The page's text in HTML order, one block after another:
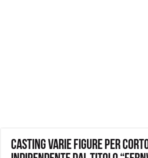
Casting varie figure per